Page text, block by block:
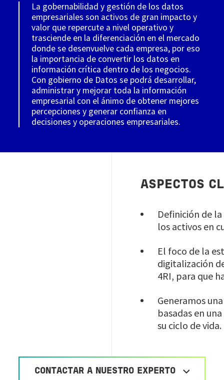
La gobernabilidad y gestión de los datos
empresariales son activos de gran impacto y
valor que repercute a nivel operativo y
trasciende en la diferenciación en el mercado
donde se desenvuelve cada empresa, por eso
la importancia de convertir los datos en
información crítica dentro de los negocios.
Con gobierno de Datos se podrá desarrollar,
administrar y mejorar toda la información
empresarial con el ánimo de obtener mejores
percepciones y generar confianza en
decisiones y operaciones empresariales.
ASPECTOS
Definición de
los activos en
El foco de la
digitalización
4RI, para que
Generamos
basadas en
su ciclo de vida.
CONTACTAR A NUESTRO EXPERTO